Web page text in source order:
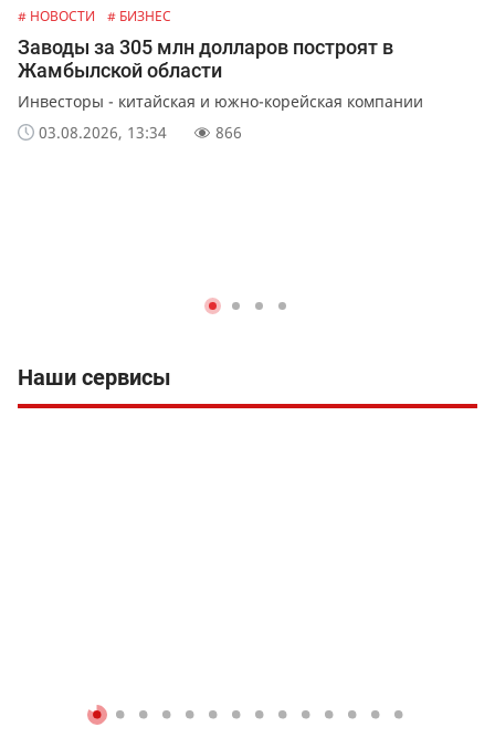
# НОВОСТИ # БИЗНЕС
Заводы за 305 млн долларов построят в
Жамбылской области
Инвесторы - китайская и южно-корейская компании
03.08.2026, 13:34
866
Наши сервисы